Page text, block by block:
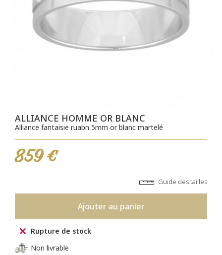
ALLIANCE HOMME OR BLANC
Alliance fantaisie ruabn 5mm or blanc martelé
859 €
Guide des tailles
Ajouter au panier
Rupture de stock
Non livrable